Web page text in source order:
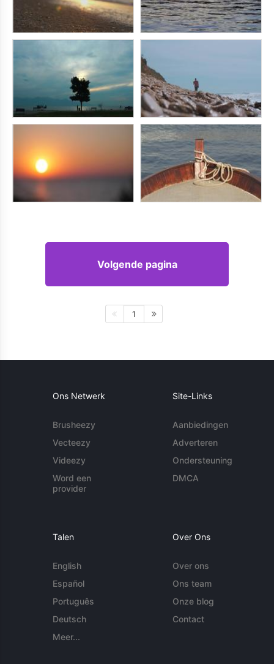
Volgende pagina
1
Ons Netwerk
Brusheezy
Vecteezy
Videezy
Word een
provider
Site-Links
Aanbiedingen
Adverteren
Ondersteuning
DMCA
Talen
English
Español
Português
Deutsch
Meer...
Over Ons
Over ons
Ons team
Onze blog
Contact